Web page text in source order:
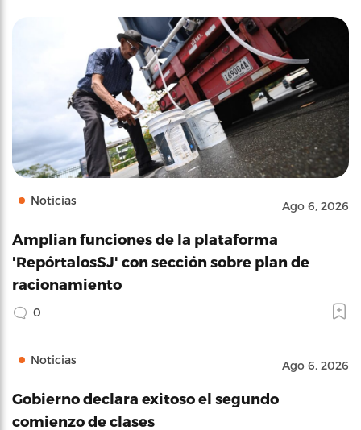
Noticias Ago 6, 2026
Amplian funciones de la plataforma
'RepórtalosSJ' con sección sobre plan de
racionamiento
0
Noticias Ago 6, 2026
Gobierno declara exitoso el segundo
comienzo de clases